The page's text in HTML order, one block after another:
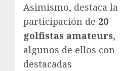
Asimismo, destaca la
participación de 20
golfistas amateurs,
algunos de ellos con
destacadas